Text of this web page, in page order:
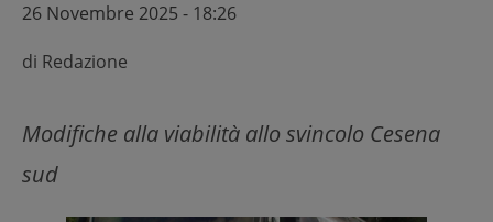
26 Novembre 2025 - 18:26
di Redazione
Modifiche alla viabilità allo svincolo Cesena
sud